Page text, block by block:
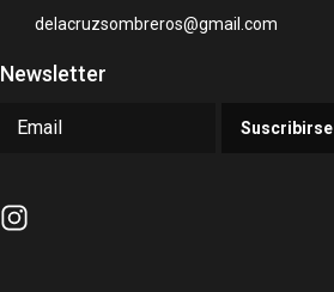
delacruzsombreros@gmail.com
Newsletter
Suscribirse